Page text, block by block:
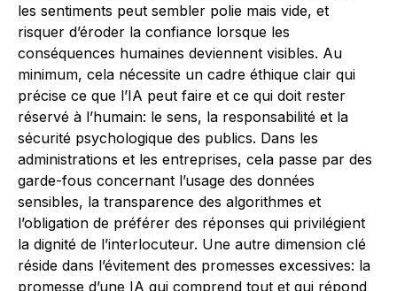
les sentiments peut sembler polie mais vide, et
risquer d’éroder la confiance lorsque les
conséquences humaines deviennent visibles. Au
minimum, cela nécessite un cadre éthique clair qui
précise ce que l’IA peut faire et ce qui doit rester
réservé à l’humain: le sens, la responsabilité et la
sécurité psychologique des publics. Dans les
administrations et les entreprises, cela passe par des
garde-fous concernant l’usage des données
sensibles, la transparence des algorithmes et
l’obligation de préférer des réponses qui privilégient
la dignité de l’interlocuteur. Une autre dimension clé
réside dans l’évitement des promesses excessives: la
promesse d’une IA qui comprend tout et qui répond